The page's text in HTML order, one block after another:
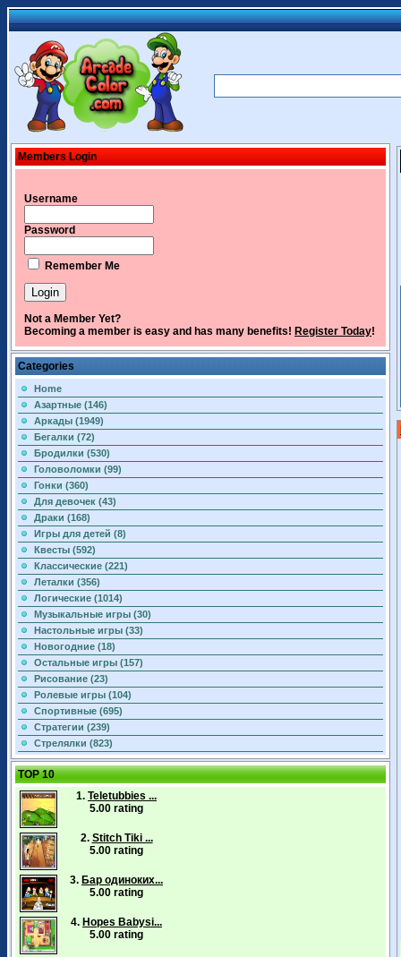
Members Login
Username
Password
Remember Me
Not a Member Yet?
Becoming a member is easy and has many benefits! Register Today!
Categories
Home
Азартные (146)
Аркады (1949)
Бегалки (72)
Бродилки (530)
Головоломки (99)
Гонки (360)
Для девочек (43)
Драки (168)
Игры для детей (8)
Квесты (592)
Классические (221)
Леталки (356)
Логические (1014)
Музыкальные игры (30)
Настольные игры (33)
Новогодние (18)
Остальные игры (157)
Рисование (23)
Ролевые игры (104)
Спортивные (695)
Стратегии (239)
Стрелялки (823)
TOP 10
1. Teletubbies ...
5.00 rating
2. Stitch Tiki ...
5.00 rating
3. Бар одиноких...
5.00 rating
4. Hopes Babysi...
5.00 rating